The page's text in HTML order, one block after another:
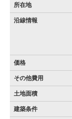
所在地
沿線情報
価格
その他費用
土地面積
建築条件